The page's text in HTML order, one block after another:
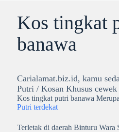
Kos tingkat
banawa
Carialamat.biz.id, kamu
Putri / Kosan Khusus cewek
Kos tingkat putri banawa
Putri terdekat
Terletak di daerah Binturu Wara